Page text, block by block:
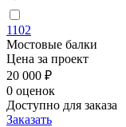
1102
Мостовые балки
Цена за проект
20 000 ₽
0 оценок
Доступно для заказа
Заказать